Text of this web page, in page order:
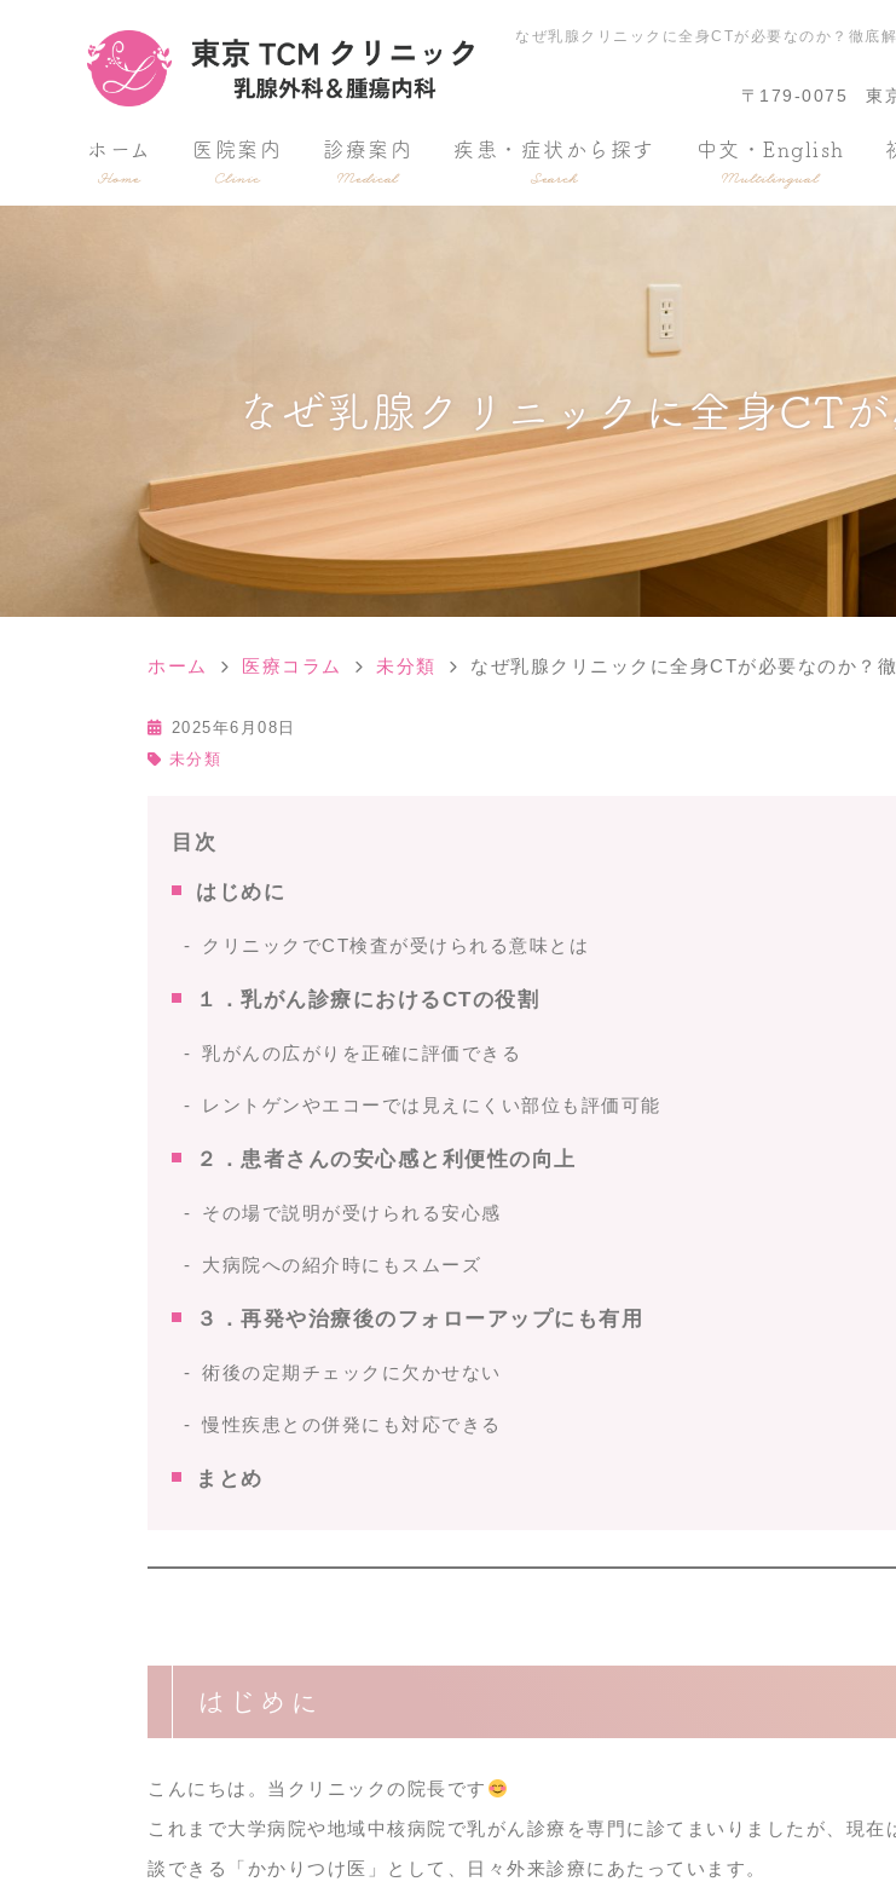
なぜ乳腺クリニックに全身CTが必要なのか？徹底
〒179-0075 東
ホーム
Home
医院案内
Clinic
診療案内
Medical
疾患・症状から探す
Search
中文・English
Multilingual
なぜ乳腺クリニックに全身CT
ホーム 医療コラム 未分類 なぜ乳腺クリニックに全身CTが必要なのか？徹
2025年6月08日
未分類
目次
はじめに
クリニックでCT検査が受けられる意味とは
１．乳がん診療におけるCTの役割
乳がんの広がりを正確に評価できる
レントゲンやエコーでは見えにくい部位も評価可能
２．患者さんの安心感と利便性の向上
その場で説明が受けられる安心感
大病院への紹介時にもスムーズ
３．再発や治療後のフォローアップにも有用
術後の定期チェックに欠かせない
慢性疾患との併発にも対応できる
まとめ
はじめに
こんにちは。当クリニックの院長です
これまで大学病院や地域中核病院で乳がん診療を専門に診てまいりましたが、現在
談できる「かかりつけ医」として、日々外来診療にあたっています。